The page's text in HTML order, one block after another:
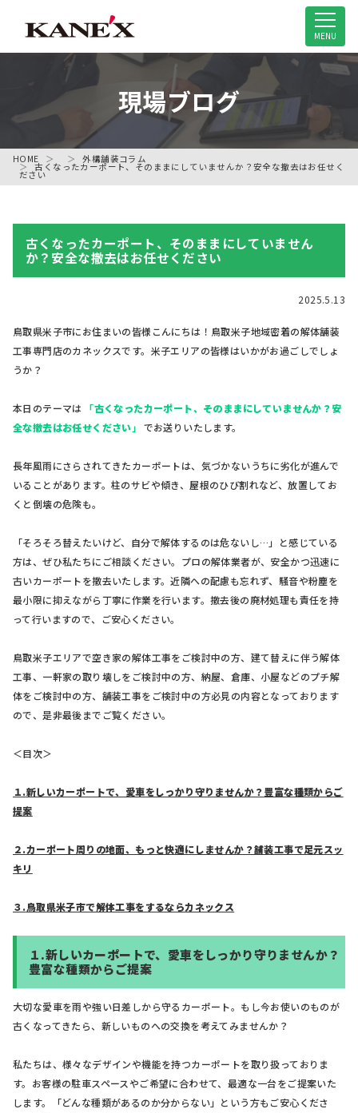
米子市の解体工事専門MENU
現場ブログ
HOME 外構舗装コラム
古くなったカーポート、そのままにしていませんか？安全な撤去はお任せく
ださい
古くなったカーポート、そのままにしていません
か？安全な撤去はお任せください
2025.5.13
鳥取県米子市にお住まいの皆様こんにちは！鳥取米子地域密着の解体舗装
工事専門店のカネックスです。米子エリアの皆様はいかがお過ごしでしょ
うか？
本日のテーマは 「古くなったカーポート、そのままにしていませんか？安
全な撤去はお任せください」 でお送りいたします。
長年風雨にさらされてきたカーポートは、気づかないうちに劣化が進んで
いることがあります。柱のサビや傾き、屋根のひび割れなど、放置してお
くと倒壊の危険も。
「そろそろ替えたいけど、自分で解体するのは危ないし…」と感じている
方は、ぜひ私たちにご相談ください。プロの解体業者が、安全かつ迅速に
古いカーポートを撤去いたします。近隣への配慮も忘れず、騒音や粉塵を
最小限に抑えながら丁寧に作業を行います。撤去後の廃材処理も責任を持
って行いますので、ご安心ください。
鳥取米子エリアで空き家の解体工事をご検討中の方、建て替えに伴う解体
工事、一軒家の取り壊しをご検討中の方、納屋、倉庫、小屋などのプチ解
体をご検討中の方、舗装工事をご検討中の方必見の内容となっております
ので、是非最後までご覧ください。
＜目次＞
１.新しいカーポートで、愛車をしっかり守りませんか？豊富な種類からご
提案
２.カーポート周りの地面、もっと快適にしませんか？舗装工事で足元スッ
キリ
３.鳥取県米子市で解体工事をするならカネックス
１.新しいカーポートで、愛車をしっかり守りませんか？
豊富な種類からご提案
大切な愛車を雨や強い日差しから守るカーポート。もし今お使いのものが
古くなってきたら、新しいものへの交換を考えてみませんか？
私たちは、様々なデザインや機能を持つカーポートを取り扱っておりま
す。お客様の駐車スペースやご希望に合わせて、最適な一台をご提案いた
します。「どんな種類があるのか分からない」という方もご安心くださ